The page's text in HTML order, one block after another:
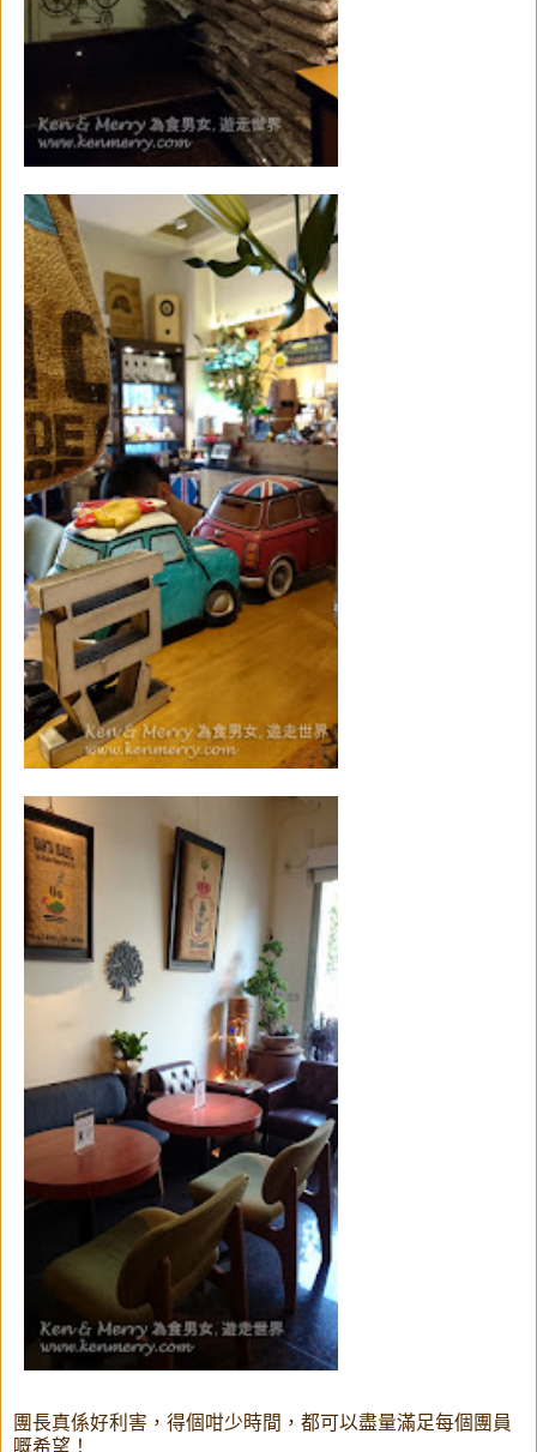
團長真係好利害，得個咁少時間，都可以盡量滿足每個團員
嘅希望！